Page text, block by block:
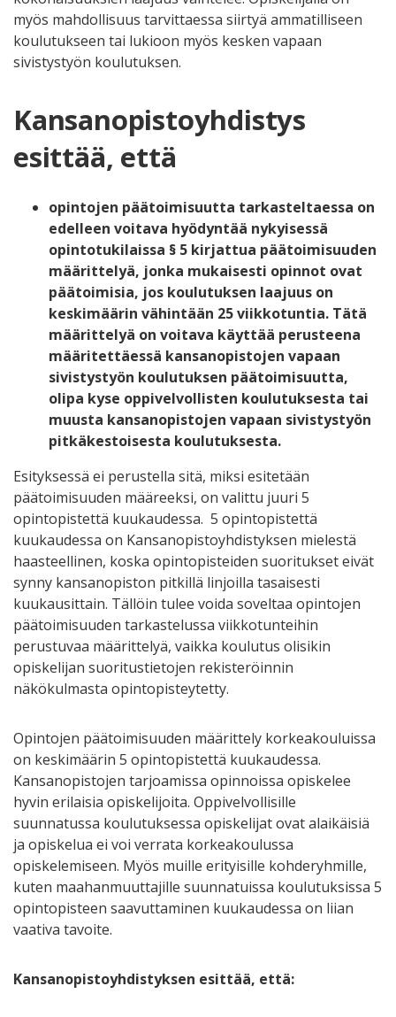
myös mahdollisuus tarvittaessa siirtyä ammatilliseen
koulutukseen tai lukioon myös kesken vapaan
sivistystyön koulutuksen.
Kansanopistoyhdistys
esittää, että
opintojen päätoimisuutta tarkasteltaessa on
edelleen voitava hyödyntää nykyisessä
opintotukilaissa § 5 kirjattua päätoimisuuden
määrittelyä, jonka mukaisesti opinnot ovat
päätoimisia, jos koulutuksen laajuus on
keskimäärin vähintään 25 viikkotuntia. Tätä
määrittelyä on voitava käyttää perusteena
määritettäessä kansanopistojen vapaan
sivistystyön koulutuksen päätoimisuutta,
olipa kyse oppivelvollisten koulutuksesta tai
muusta kansanopistojen vapaan sivistystyön
pitkäkestoisesta koulutuksesta.
Esityksessä ei perustella sitä, miksi esitetään
päätoimisuuden määreeksi, on valittu juuri 5
opintopistettä kuukaudessa. 5 opintopistettä
kuukaudessa on Kansanopistoyhdistyksen mielestä
haasteellinen, koska opintopisteiden suoritukset eivät
synny kansanopiston pitkillä linjoilla tasaisesti
kuukausittain. Tällöin tulee voida soveltaa opintojen
päätoimisuuden tarkastelussa viikkotunteihin
perustuvaa määrittelyä, vaikka koulutus olisikin
opiskelijan suoritustietojen rekisteröinnin
näkökulmasta opintopisteytetty.
Opintojen päätoimisuuden määrittely korkeakouluissa
on keskimäärin 5 opintopistettä kuukaudessa.
Kansanopistojen tarjoamissa opinnoissa opiskelee
hyvin erilaisia opiskelijoita. Oppivelvollisille
suunnatussa koulutuksessa opiskelijat ovat alaikäisiä
ja opiskelua ei voi verrata korkeakoulussa
opiskelemiseen. Myös muille erityisille kohderyhmille,
kuten maahanmuuttajille suunnatuissa koulutuksissa 5
opintopisteen saavuttaminen kuukaudessa on liian
vaativa tavoite.
Kansanopistoyhdistyksen esittää, että: